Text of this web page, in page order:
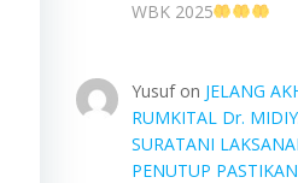
WBK 2025
Yusufon JELANG
RUMKITAL Dr.
SURATANI
PENUTUP